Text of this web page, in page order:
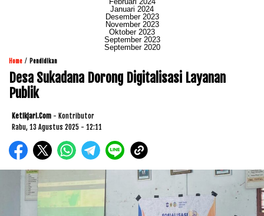
Januari 2024
Desember 2023
November 2023
Oktober 2023
September 2023
September 2020
Home / Pendidikan
Desa Sukadana Dorong Digitalisasi Layanan
Publik
Ketikjari.com - Kontributor
Rabu, 13 Agustus 2025 - 12:11